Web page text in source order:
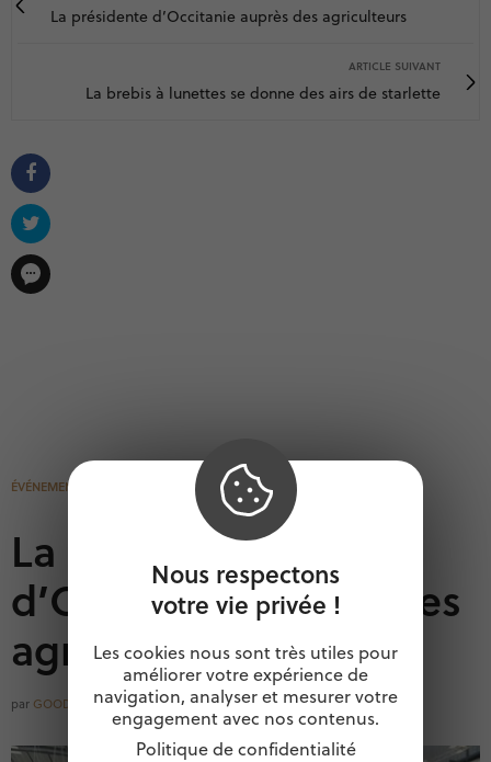
La présidente d’Occitanie auprès des agriculteurs
ARTICLE SUIVANT
La brebis à lunettes se donne des airs de starlette
ÉVÉNEMENTS
La présidente
d’Occitanie auprès des
agriculteurs
par GOODOCCITANIE
Nous respectons
votre vie privée !
Les cookies nous sont très utiles pour
améliorer votre expérience de
navigation, analyser et mesurer votre
engagement avec nos contenus.
Politique de confidentialité